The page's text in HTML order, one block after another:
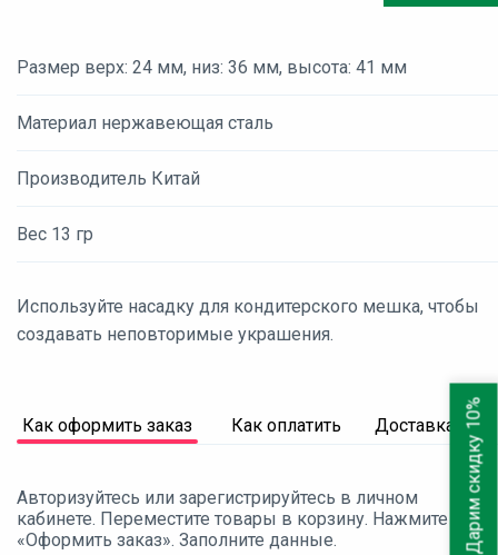
Размер верх: 24 мм, низ: 36 мм, высота: 41 мм
Материал нержавеющая сталь
Производитель Китай
Вес 13 гр
Используйте насадку для кондитерского мешка, чтобы
создавать неповторимые украшения.
Как оформить заказ Как оплатить Доставка
Авторизуйтесь или зарегистрируйтесь в личном
кабинете. Переместите товары в корзину. Нажмите
«Оформить заказ». Заполните данные.
Дарим скидку 10%